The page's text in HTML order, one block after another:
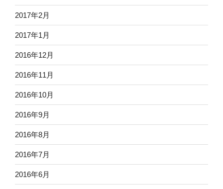
2017年2月
2017年1月
2016年12月
2016年11月
2016年10月
2016年9月
2016年8月
2016年7月
2016年6月